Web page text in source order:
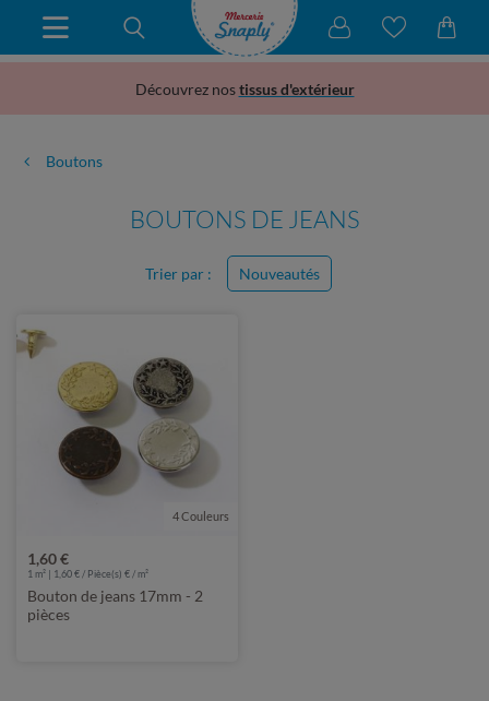
Découvrez nostissus d'extérieur
Boutons
BOUTONS DE JEANS
Trier par : Nouveautés
4 Couleurs
1,60 €
1 m² | 1,60 € / Pièce(s) € / m²
Bouton de jeans 17mm - 2
pièces